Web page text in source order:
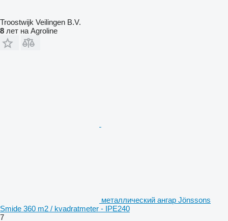
Troostwijk Veilingen B.V.
8 лет на Agroline
металлический ангар Jönssons
Smide 360 m2 / kvadratmeter - IPE240
7